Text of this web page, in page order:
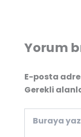
Yorum
E-posta
Gerekli
yazın..